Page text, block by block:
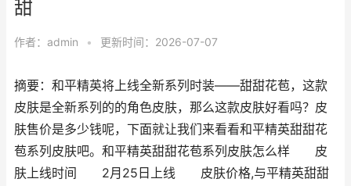
甜
作者： admin • 更新时间：2026-07-07
摘要：和平精英将上线全新系列时装——甜甜花苞，这款
皮肤是全新系列的的角色皮肤，那么这款皮肤好看吗？皮
肤售价是多少钱呢，下面就让我们来看看和平精英甜甜花
苞系列皮肤吧。和平精英甜甜花苞系列皮肤怎么样 皮
肤上线时间 2月25日上线 皮肤价格,与平精英甜甜